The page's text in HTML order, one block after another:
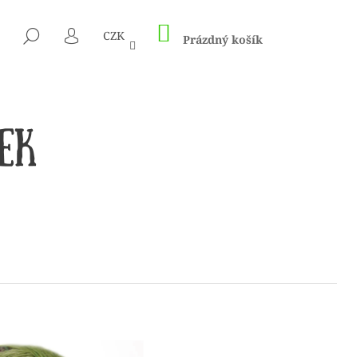
HLEDAT
PŘIHLÁŠENÍ
CZK NÁKUPNÍ
KOŠÍK
Prázdný košík